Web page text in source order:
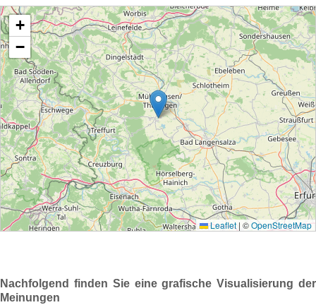
Nachfolgend finden Sie eine grafische Visualisierung der
Meinungen